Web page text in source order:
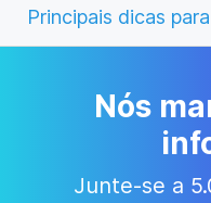
Principais dicas
Nós
Junte-se a